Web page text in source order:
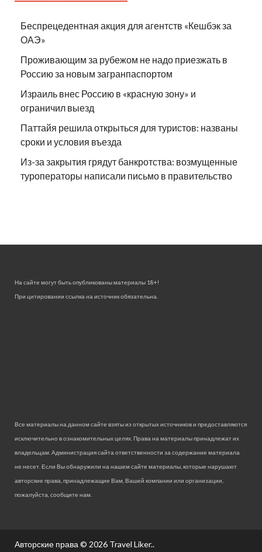
Беспрецедентная акция для агентств «Кешбэк за
ОАЭ»
Проживающим за рубежом не надо приезжать в
Россию за новым загранпаспортом
Израиль внес Россию в «красную зону» и
ограничил выезд
Паттайя решила открыться для туристов: названы
сроки и условия въезда
Из-за закрытия грядут банкротства: возмущенные
туроператоры написали письмо в правительство
На сайте могут быть опубликованы материалы 18+!
При цитировании ссылка на источник обязательна.
Все материалы на данном сайте взяты из открытых источников и предоставляются
исключительно в ознакомительных целях. Права на материалы принадлежат их
владельцам. Администрация сайта ответственности за содержание материала
не несет. Если Вы обнаружили на нашем сайте материалы, которые нарушают
авторские права, принадлежащие Вам, Вашей компании или организации,
пожалуйста, сообщите нам.
Авторские права © 2026 Travel Liker..